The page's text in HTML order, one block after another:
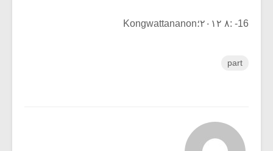
16- :۸ ۲۰۱۲؛Kongwattananon
part